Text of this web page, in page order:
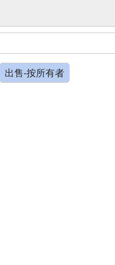
出售-按所有者